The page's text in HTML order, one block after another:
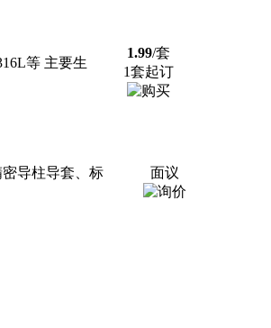
等 主要生
1.99/套
1套起订
导柱导套、标
面议